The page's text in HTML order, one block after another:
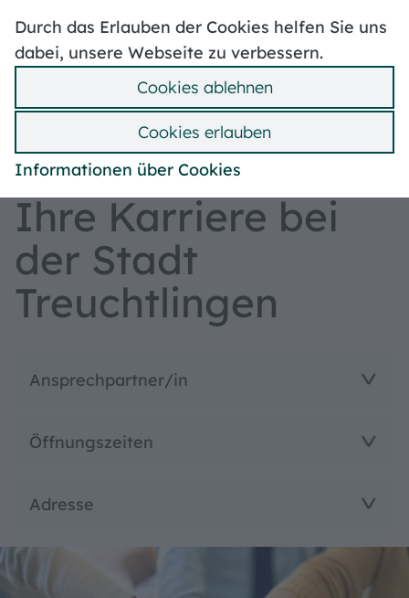
Durch das Erlauben der Cookies helfen Sie uns
dabei, unsere Webseite zu verbessern.
Cookies ablehnen
Informationen über Cookies
Cookies erlauben
Hilfe
Stellenangebote
Mängelmelder
Ummeldung
Bebauungspläne
Volksbegehren
Wahlen
Rathaus
Ihre Karriere bei
der Stadt
Treuchtlingen
Ansprechpartner/in
Öffnungszeiten
Adresse